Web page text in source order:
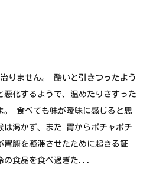
りません。 酷いと引きつったよう
化するようで、温めたりさすった
。 食べても味が曖昧に感じると思
は渇かず、また 胃からポチャポチ
腑を凝滞させたために起きる証
の食品を食べ過ぎた...